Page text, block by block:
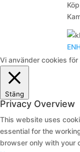
Vi använder cookies
Stäng
Privacy Overview
This website uses
essential for the
browser only with your